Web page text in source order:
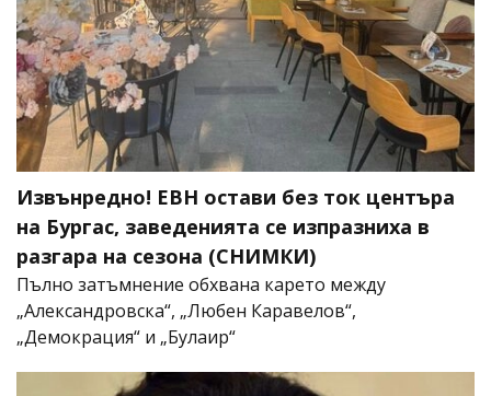
Извънредно! ЕВН остави без ток центъра
на Бургас, заведенията се изпразниха в
разгара на сезона (СНИМКИ)
Пълно затъмнение обхвана карето между
„Александровска“, „Любен Каравелов“,
„Демокрация“ и „Булаир“